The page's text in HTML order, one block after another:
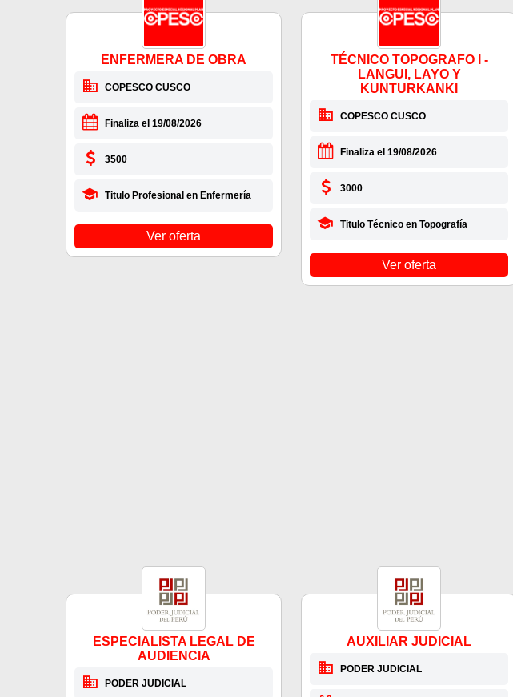
ENFERMERA DE OBRA
COPESCO CUSCO
Finaliza el 19/08/2026
3500
Titulo Profesional en Enfermería
Ver oferta
TÉCNICO TOPOGRAFO I -
LANGUI, LAYO Y
KUNTURKANKI
COPESCO CUSCO
Finaliza el 19/08/2026
3000
Titulo Técnico en Topografía
Ver oferta
ESPECIALISTA LEGAL DE
AUDIENCIA
PODER JUDICIAL
AUXILIAR JUDICIAL
PODER JUDICIAL